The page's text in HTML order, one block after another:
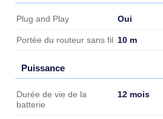
Ergonomie
Plug and Play Oui
Portée du routeur sans fil 10 m
Puissance
Puissance
Durée de vie de la
batterie
12 mois